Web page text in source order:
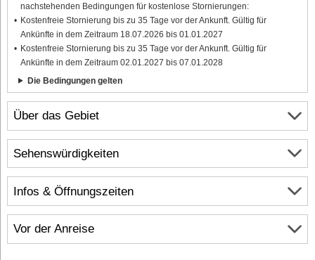
Über das Gebiet
Infos & Öffnungszeiten
Vor der Anreise
nachstehenden Bedingungen für kostenlose Stornierungen:
Kostenfreie Stornierung bis zu 35 Tage vor der Ankunft. Gültig für
Ankünfte in dem Zeitraum 18.07.2026 bis 01.01.2027
Kostenfreie Stornierung bis zu 35 Tage vor der Ankunft. Gültig für
Ankünfte in dem Zeitraum 02.01.2027 bis 07.01.2028
Die Bedingungen gelten
Sehenswürdigkeiten